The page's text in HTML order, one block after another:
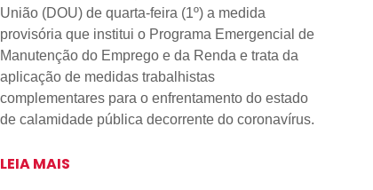
União (DOU) de quarta-feira (1º) a medida
provisória que institui o Programa Emergencial de
Manutenção do Emprego e da Renda e trata da
aplicação de medidas trabalhistas
complementares para o enfrentamento do estado
de calamidade pública decorrente do coronavírus.
LEIA MAIS